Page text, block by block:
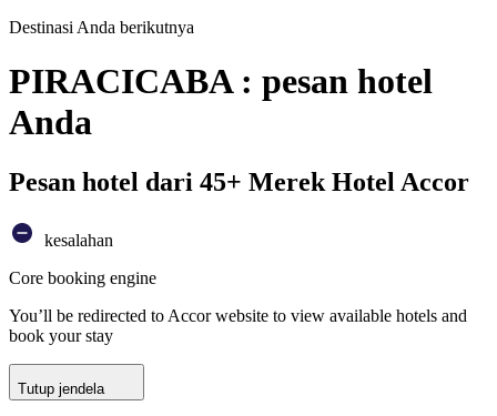
Destinasi Anda berikutnya
PIRACICABA : pesan hotel
Anda
Pesan hotel dari 45+ Merek Hotel Accor
kesalahan
Core booking engine
You’ll be redirected to Accor website to view available hotels and
book your stay
Tutup jendela